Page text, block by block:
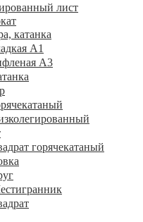
лист
катанка
А1
А3
горячекатаный